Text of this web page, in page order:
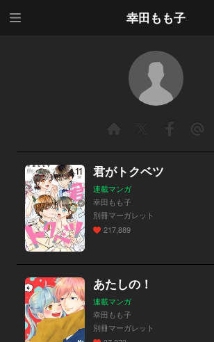
幸田もも子
君がトクベツ
連載マンガ
幸田もも子
別冊マーガレット
217,889
あたしの！
連載マンガ
幸田もも子
別冊マーガレット